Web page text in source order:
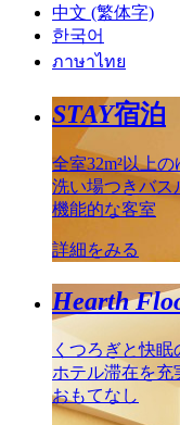
中文 (繁体字)
한국어
ภาษาไทย
STAY宿泊
全室32m²以上の
洗い場つきバス
機能的な客室
詳細をみる
Hearth
くつろぎと快眠
ホテル滞在を充
おもてなし